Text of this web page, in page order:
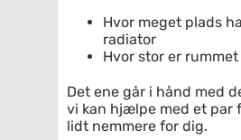
Hvor meget plads
radiator
Hvor stor er rummet
Det ene går i hånd med
vi kan hjælpe med et par
lidt nemmere for dig.